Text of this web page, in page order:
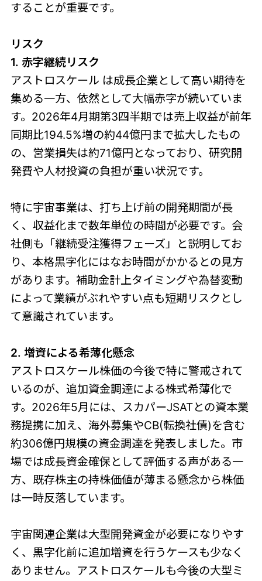
することが重要です。
リスク
1. 赤字継続リスク
アストロスケール は成長企業として高い期待を
集める一方、依然として大幅赤字が続いていま
す。2026年4月期第3四半期では売上収益が前年
同期比194.5%増の約44億円まで拡大したもの
の、営業損失は約71億円となっており、研究開
発費や人材投資の負担が重い状況です。
特に宇宙事業は、打ち上げ前の開発期間が長
く、収益化まで数年単位の時間が必要です。会
社側も「継続受注獲得フェーズ」と説明してお
り、本格黒字化にはなお時間がかかるとの見方
があります。補助金計上タイミングや為替変動
によって業績がぶれやすい点も短期リスクとし
て意識されています。
2. 増資による希薄化懸念
アストロスケール株価の今後で特に警戒されて
いるのが、追加資金調達による株式希薄化で
す。2026年5月には、スカパーJSATとの資本業
務提携に加え、海外募集やCB(転換社債)を含む
約306億円規模の資金調達を発表しました。市
場では成長資金確保として評価する声がある一
方、既存株主の持株価値が薄まる懸念から株価
は一時反落しています。
宇宙関連企業は大型開発資金が必要になりやす
く、黒字化前に追加増資を行うケースも少なく
ありません。アストロスケールも今後の大型ミ